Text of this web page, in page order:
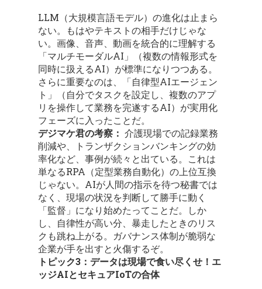
LLM（大規模言語モデル）の進化は止まら
ない。もはやテキストの相手だけじゃな
い。画像、音声、動画を統合的に理解する
「マルチモーダルAI」（複数の情報形式を
同時に扱えるAI）が標準になりつつある。
さらに重要なのは、「自律型AIエージェン
ト」（自分でタスクを設定し、複数のアプ
リを操作して業務を完遂するAI）が実用化
フェーズに入ったことだ。
デジマケ君の考察： 介護現場での記録業務
削減や、トランザクションバンキングの効
率化など、事例が続々と出ている。これは
単なるRPA（定型業務自動化）の上位互換
じゃない。AIが人間の指示を待つ秘書では
なく、現場の状況を判断して勝手に動く
「監督」になり始めたってことだ。しか
し、自律性が高い分、暴走したときのリス
クも跳ね上がる。ガバナンス体制が脆弱な
企業が手を出すと火傷するぞ。
トピック3：データは現場で食い尽くせ！エ
ッジAIとセキュアIoTの合体